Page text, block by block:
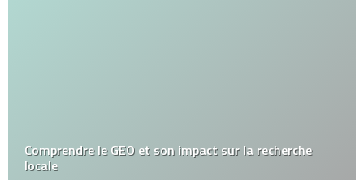
Comprendre le GEO et son impact sur la recherche
locale